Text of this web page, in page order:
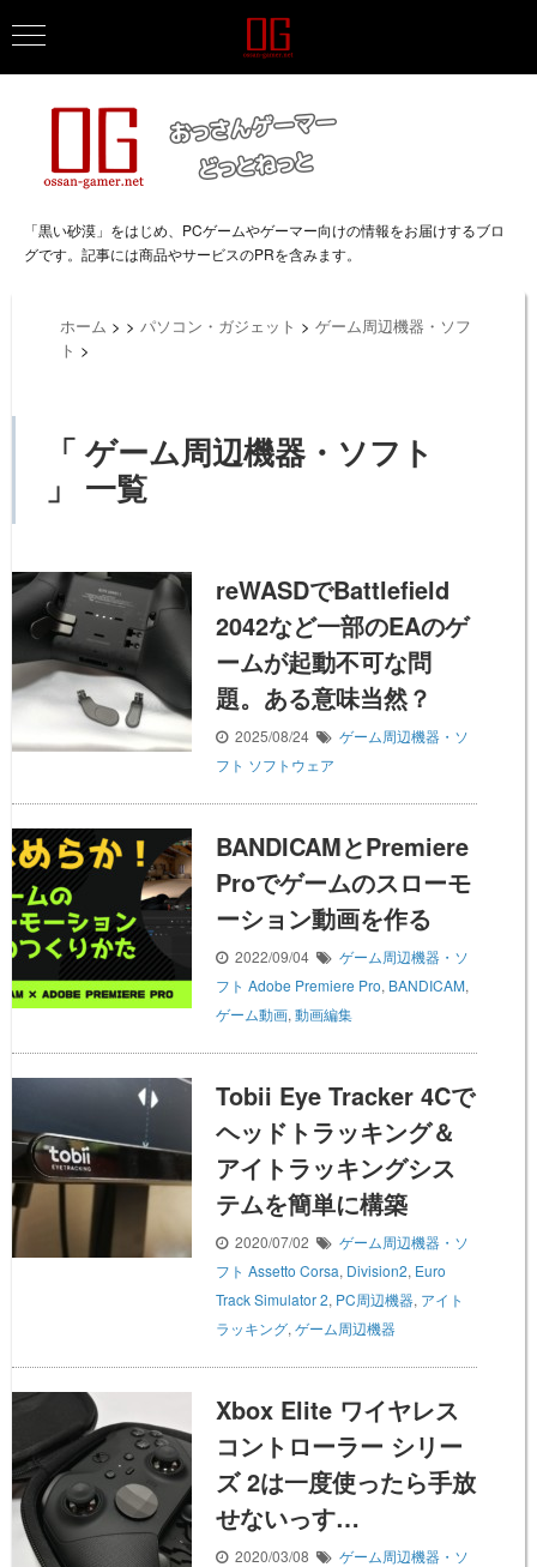
「黒い砂漠」をはじめ、PCゲームやゲーマー向けの情報をお届けするブロ
グです。記事には商品やサービスのPRを含みます。
ホーム > > パソコン・ガジェット > ゲーム周辺機器・ソフ
ト >
「 ゲーム周辺機器・ソフト
」 一覧
reWASDでBattlefield
2042など一部のEAのゲ
ームが起動不可な問
題。ある意味当然？
2025/08/24
ゲーム周辺機器・ソ
フト ソフトウェア
BANDICAMとPremiere
Proでゲームのスローモ
ーション動画を作る
2022/09/04
ゲーム周辺機器・ソ
フト Adobe Premiere Pro, BANDICAM,
ゲーム動画, 動画編集
Tobii Eye Tracker 4Cで
ヘッドトラッキング＆
アイトラッキングシス
テムを簡単に構築
2020/07/02
ゲーム周辺機器・ソ
フト Assetto Corsa, Division2, Euro
Track Simulator 2, PC周辺機器, アイト
ラッキング, ゲーム周辺機器
Xbox Elite ワイヤレス
コントローラー シリー
ズ 2は一度使ったら手放
せないっす…
2020/03/08
ゲーム周辺機器・ソ